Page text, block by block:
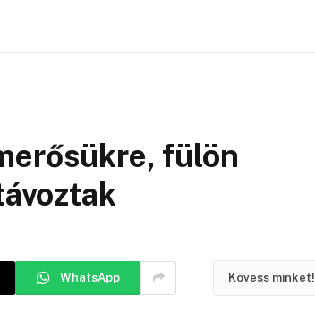
fülön
WhatsApp Kövess minket!